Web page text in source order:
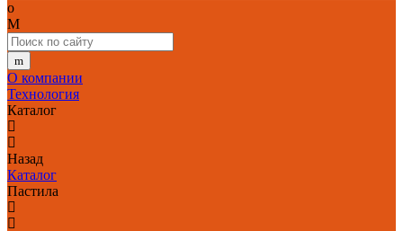
О компании
Технология
Каталог
Назад
Каталог
Пастила